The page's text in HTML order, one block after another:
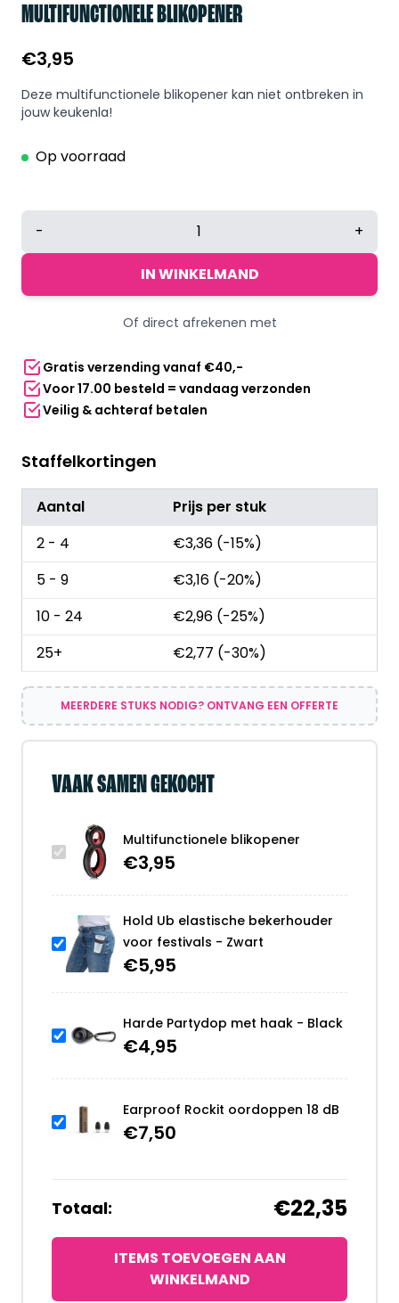
MULTIFUNCTIONELE BLIKOPENER
€3,95
Deze multifunctionele blikopener kan niet ontbreken in
jouw keukenla!
Op voorraad
Multifunctionele
aantal
- +
IN WINKELMAND
Of direct afrekenen met
Gratis verzending vanaf €40,-
Voor 17.00 besteld = vandaag verzonden
Veilig & achteraf betalen
Staffelkortingen
Aantal
Prijs per stuk
2 - 4
€3,36 (-15%)
5 - 9
€3,16 (-20%)
10 - 24
€2,96 (-25%)
25+
€2,77 (-30%)
MEERDERE STUKS NODIG? ONTVANG EEN OFFERTE
VAAK SAMEN GEKOCHT
Multifunctionele blikopener
€3,95
Hold Ub elastische bekerhouder
voor festivals - Zwart
€5,95
Harde Partydop met haak - Black
€4,95
Earproof Rockit oordoppen 18 dB
€7,50
Totaal: €22,35
ITEMS TOEVOEGEN AAN
WINKELMAND